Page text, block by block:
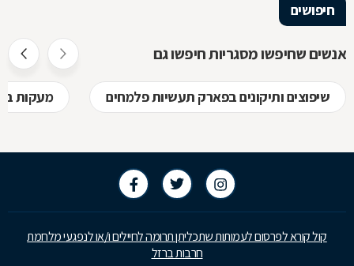
חיפושים
אנשים שחיפשו מסגריות חיפשו גם
שיפוצים ותיקונים בפארק תעשיות פלמחים מעקות
קול קורא לפרסום לעמותות שתכליתן תרומה לחיילים ו/או לנפגעי מלחמת
חרבות ברזל